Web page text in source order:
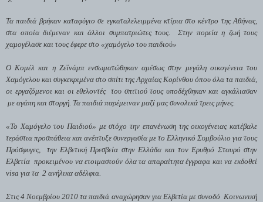
Τα παιδιά βρήκαν καταφύγιο σε εγκαταλελειμμένα κτίρια στο κέντρο της Αθήνας,
στα οποία διέμεναν και άλλοι συμπατριώτες τους.
Στην πορεία η ζωή τους
χαμογέλασε και τους έφερε στο «χαμόγελο του παιδιού»
Ο Κομέλ και η Ζεϊνάμπ ενσωματώθηκαν αμέσως στην μεγάλη οικογένεια του
Χαμόγελου και συγκεκριμένα στο σπίτι της Αρχαίας Κορίνθου όπου όλα τα παιδιά,
οι εργαζόμενοι και οι εθελοντές του σπιτιού τους υποδέχθηκαν και αγκάλιασαν
με αγάπη και στοργή. Τα παιδιά παρέμειναν μαζί μας συνολικά τρεις μήνες.
«Το Χαμόγελο του Παιδιού» με στόχο την επανένωση της οικογένειας κατέβαλε
τεράστια προσπάθεια και ανέπτυξε συνεργασία με το Ελληνικό Συμβούλιο για τους
Πρόσφυγες,
την Ελβετική Πρεσβεία στην Ελλάδα και τον Ερυθρό Σταυρό στην
Ελβετία προκειμένου να ετοιμαστούν όλα τα απαραίτητα έγγραφα και να εκδοθεί
visa για τα 2 ανήλικα αδέλφια.
Στις 4 Νοεμβρίου 2010 τα παιδιά αναχώρησαν για Ελβετία με συνοδό Κοινωνική